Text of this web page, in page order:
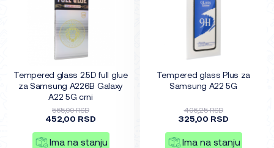
Tempered glass 2.5D full glue
za Samsung A226B Galaxy
A22 5G crni
565,00 RSD
452,00 RSD
Ima na stanju
Tempered glass Plus za
Samsung A22 5G
406,25 RSD
325,00 RSD
Ima na stanju